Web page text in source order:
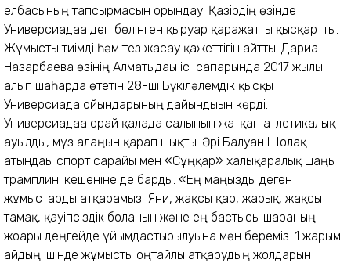
елбасының тапсырмасын орындау. Қазірдің өзінде
Универсиадаға деп бөлінген қыруар қаражатты қысқартты.
Жұмысты тиімді һәм тез жасау қажеттігін айтты. Дариға
Назарбаева өзінің Алматыдағы іс-сапарында 2017 жылы
алып шаһарда өтетін 28-ші Бүкіләлемдік қысқы
Универсиада ойындарының дайындығын көрді.
Универсиадаға орай қалада салынып жатқан атлетикалық
ауылды, мұз алаңын қарап шықты. Әрі Балуан Шолақ
атындағы спорт сарайы мен «Сұңқар» халықаралық шаңғы
трамплині кешеніне де барды. «Ең маңызды деген
жұмыстарды атқарамыз. Яғни, жақсы қар, жарық, жақсы
тамақ, қауіпсіздік болғанын және ең бастысы шараның
жоғары деңгейде ұйымдастырылуына мән береміз. 1 жарым
айдың ішінде жұмысты оңтайлы атқарудың жолдарын